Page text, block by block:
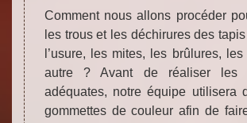
Comment nous allons procéder
les trous et les déchirures des
l’usure, les mites, les brûlures,
autre ? Avant de réaliser les
adéquates, notre équipe utilisera
gommettes de couleur afin de